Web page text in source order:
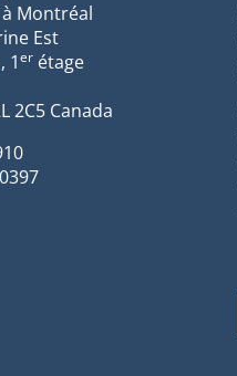
Montréal
Est
1er étage
2C5 Canada